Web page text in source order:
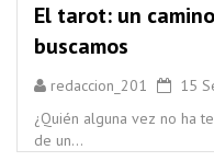
El tarot: un
buscamos
redaccion_201
15
¿Quién alguna vez no ha
de un...